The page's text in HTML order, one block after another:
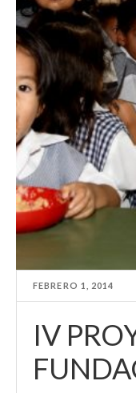
FEBRERO 1, 2014
IV